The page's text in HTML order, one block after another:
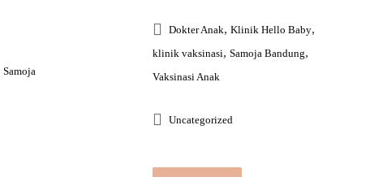
Samoja
Dokter Anak,Klinik Hello Baby,
klinik vaksinasi,Samoja Bandung,
Vaksinasi Anak
Uncategorized